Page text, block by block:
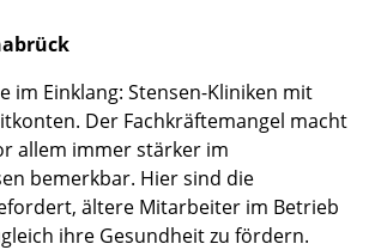
im Einklang: Stensen-Kliniken mit
Der Fachkräftemangel macht
allem immer stärker im
bemerkbar. Hier sind die
ältere Mitarbeiter im Betrieb
ihre Gesundheit zu fördern.